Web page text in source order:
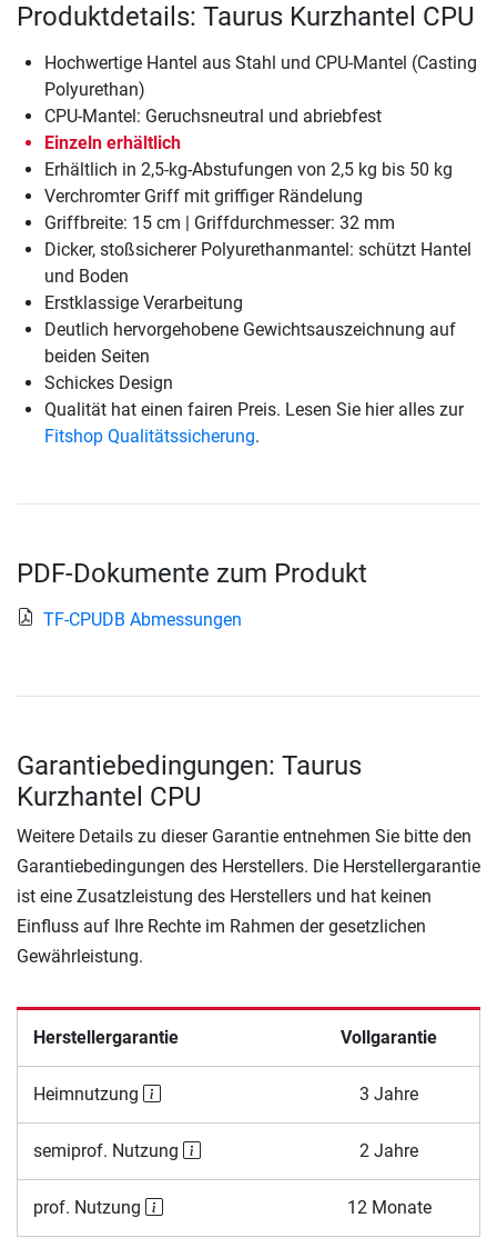
Produktdetails: Taurus Kurzhantel CPU
Hochwertige Hantel aus Stahl und CPU-Mantel (Casting
Polyurethan)
CPU-Mantel: Geruchsneutral und abriebfest
Einzeln erhältlich
Erhältlich in 2,5-kg-Abstufungen von 2,5 kg bis 50 kg
Verchromter Griff mit griffiger Rändelung
Griffbreite: 15 cm | Griffdurchmesser: 32 mm
Dicker, stoßsicherer Polyurethanmantel: schützt Hantel
und Boden
Erstklassige Verarbeitung
Deutlich hervorgehobene Gewichtsauszeichnung auf
beiden Seiten
Schickes Design
Qualität hat einen fairen Preis. Lesen Sie hier alles zur
Fitshop Qualitätssicherung.
PDF-Dokumente zum Produkt
TF-CPUDB Abmessungen
Garantiebedingungen: Taurus
Kurzhantel CPU
Weitere Details zu dieser Garantie entnehmen Sie bitte den
Garantiebedingungen des Herstellers. Die Herstellergarantie
ist eine Zusatzleistung des Herstellers und hat keinen
Einfluss auf Ihre Rechte im Rahmen der gesetzlichen
Gewährleistung.
Herstellergarantie Vollgarantie
Heimnutzung 3 Jahre
semiprof. Nutzung 2 Jahre
prof. Nutzung 12 Monate